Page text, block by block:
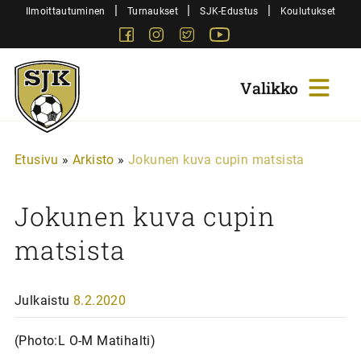
SiirryIlmoittautuminen | Turnaukset | SJK-Edustus | Koulutukset
FacebookInstagram
Twitter
Sjk-
Juniorit
Etusivu » Arkisto » Jokunen kuva cupin matsista
Jokunen kuva cupin
matsista
Julkaistu 8.2.2020
(Photo:L O-M Matihalti)